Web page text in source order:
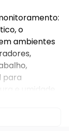
o
ambientes
para
e umidade